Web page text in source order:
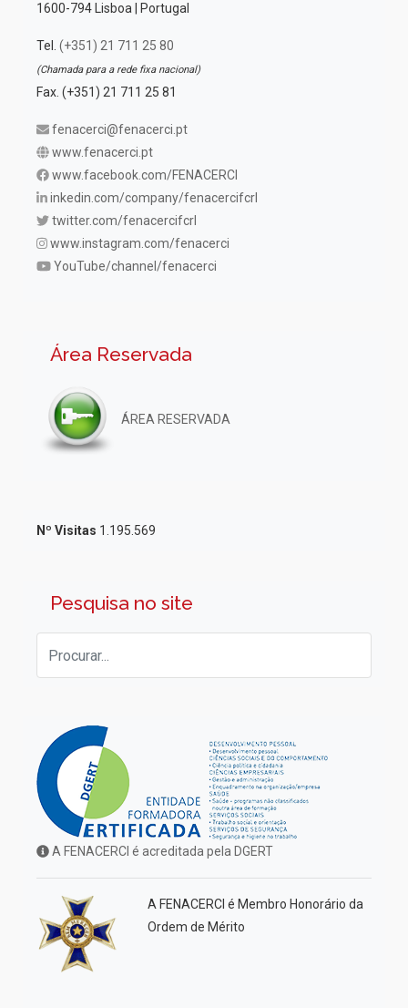
1600-794 Lisboa | Portugal
Tel. (+351) 21 711 25 80
(Chamada para a rede fixa nacional)
Fax. (+351) 21 711 25 81
fenacerci@fenacerci.pt
www.fenacerci.pt
www.facebook.com/FENACERCI
inkedin.com/company/fenacercifcrl
twitter.com/fenacercifcrl
www.instagram.com/fenacerci
YouTube/channel/fenacerci
Área Reservada
ÁREA RESERVADA
Nº Visitas 1.195.569
Pesquisa no site
A FENACERCI é acreditada pela DGERT
A FENACERCI é Membro Honorário da
Ordem de Mérito